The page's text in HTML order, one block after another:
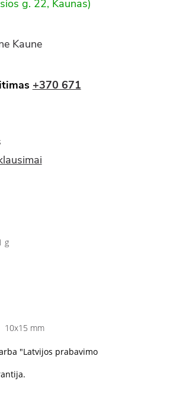
g. 22, Kaunas)
Kaune
+370 671
g
10x15 mm
"Latvijos prabavimo